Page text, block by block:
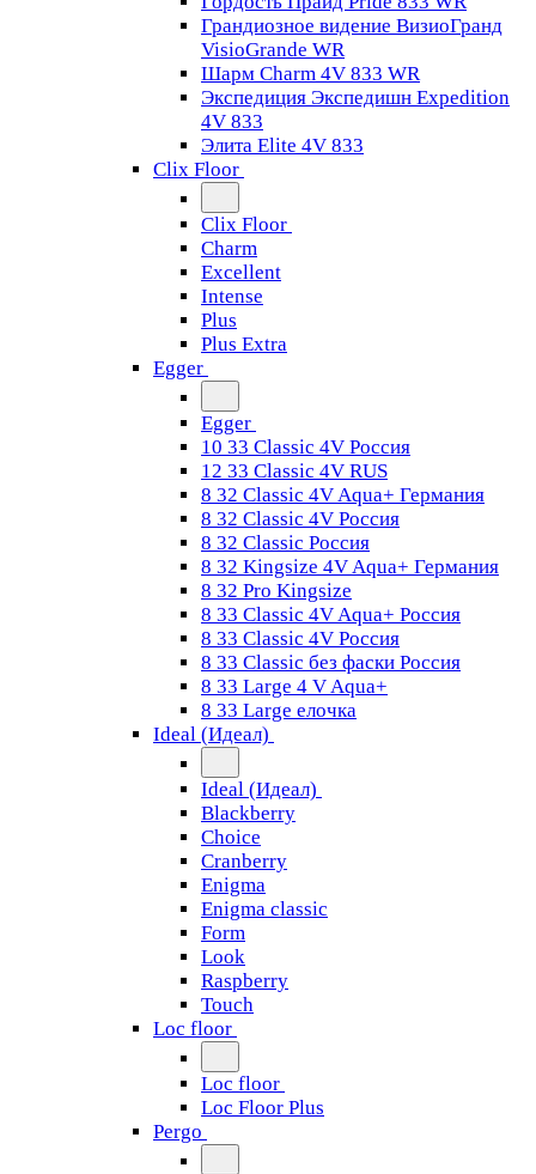
Грандиозное видение ВизиоГранд
VisioGrande WR
Шарм Charm 4V 833 WR
Экспедиция Экспедишн Expedition
4V 833
Элита Elite 4V 833
Clix Floor
Clix Floor
Charm
Excellent
Intense
Plus
Plus Extra
Egger
Egger
10 33 Classic 4V Россия
12 33 Classic 4V RUS
8 32 Classic 4V Aqua+ Германия
8 32 Classic 4V Россия
8 32 Classic Россия
8 32 Kingsize 4V Aqua+ Германия
8 32 Pro Kingsize
8 33 Classic 4V Aqua+ Россия
8 33 Classic 4V Россия
8 33 Classic без фаски Россия
8 33 Large 4 V Aqua+
8 33 Large елочка
Ideal (Идеал)
Ideal (Идеал)
Blackberry
Choice
Cranberry
Enigma
Enigma classic
Form
Look
Raspberry
Touch
Loc floor
Loc floor
Loc Floor Plus
Pergo